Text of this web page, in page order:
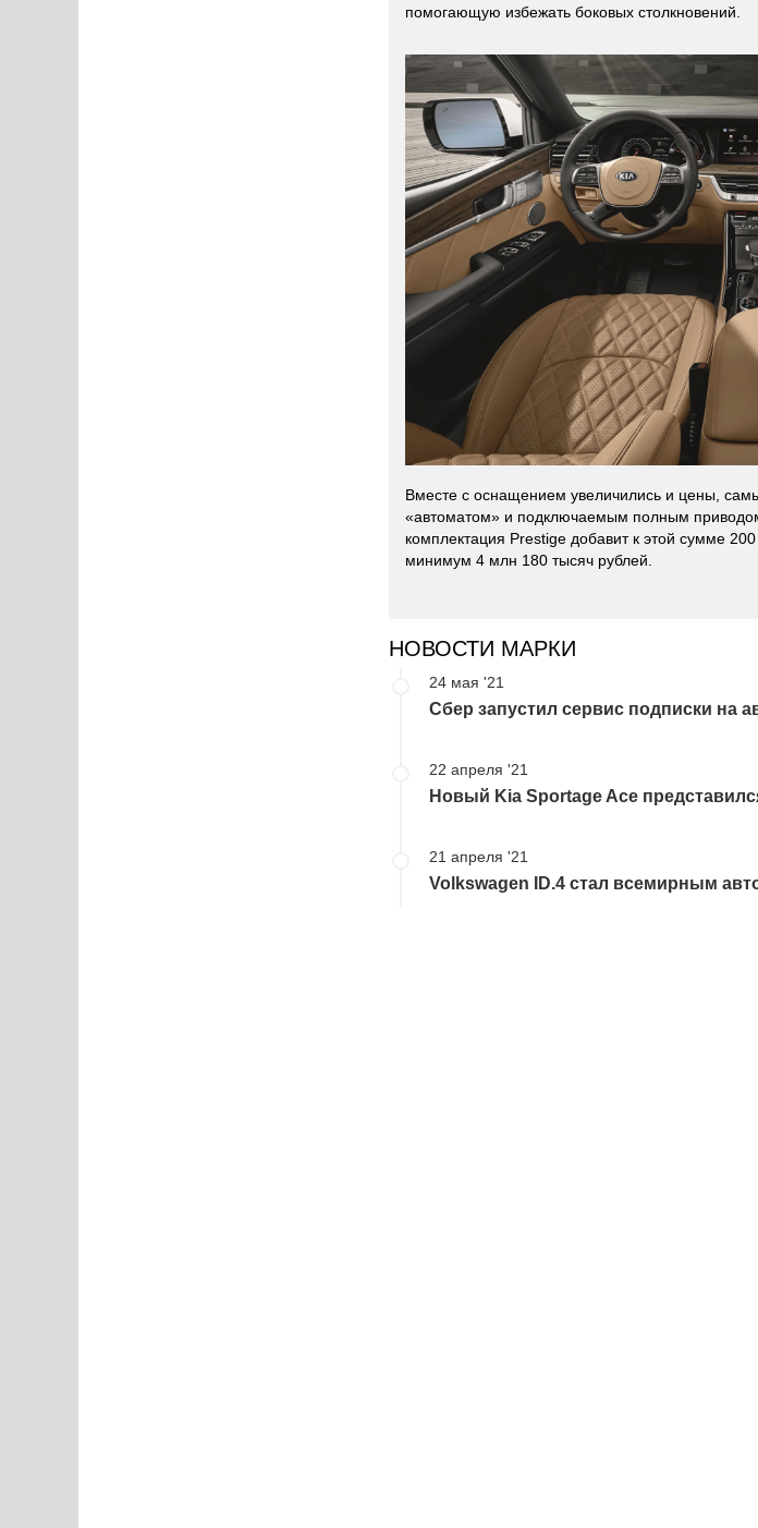
помогающую избежать боковых столкновений.
Вместе с оснащением увеличились и цены,
«автоматом» и подключаемым полным
комплектация Prestige добавит к этой сумме
минимум 4 млн 180 тысяч рублей.
НОВОСТИ МАРКИ
24 мая '21
Сбер запустил сервис подписки на
22 апреля '21
Новый Kia Sportage Ace
21 апреля '21
Volkswagen ID.4 стал всемирным